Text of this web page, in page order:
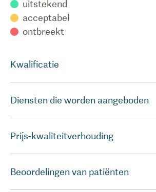
uitstekend
acceptabel
ontbreekt
Kwalificatie
Diensten die worden aangeboden
Prijs-kwaliteitverhouding
Beoordelingen van patiënten